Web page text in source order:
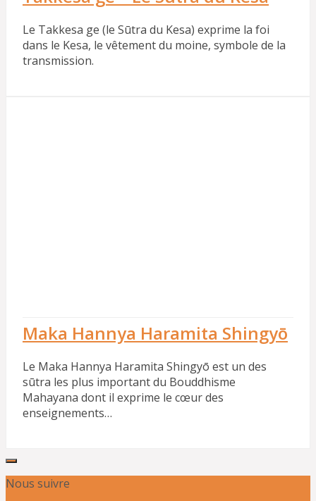
Le Takkesa ge (le Sūtra du Kesa) exprime la foi
dans le Kesa, le vêtement du moine, symbole de la
transmission.
Maka Hannya Haramita Shingyō
Le Maka Hannya Haramita Shingyō est un des
sūtra les plus important du Bouddhisme
Mahayana dont il exprime le cœur des
enseignements…
Nous suivre